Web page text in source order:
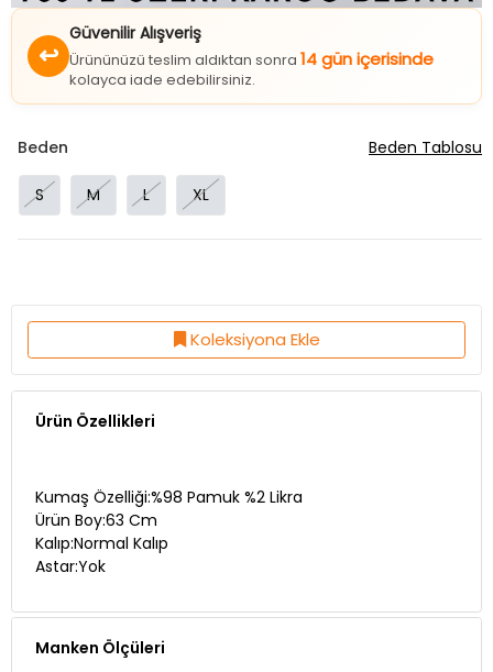
↩
Güvenilir Alışveriş
Ürününüzü teslim aldıktan sonra 14 gün içerisinde
kolayca iade edebilirsiniz.
Beden
S M L XL
Beden Tablosu
Koleksiyona Ekle
Ürün Özellikleri
Kumaş Özelliği:%98 Pamuk %2 Likra
Ürün Boy:63 Cm
Kalıp:Normal Kalıp
Astar:Yok
Manken Ölçüleri